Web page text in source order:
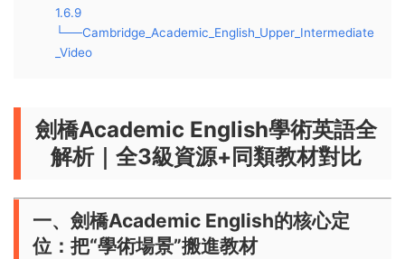
1.6.9
└──Cambridge_Academic_English_Upper_Intermediate
_Video
劍橋Academic English學術英語全
解析｜全3級資源+同類教材對比
一、劍橋Academic English的核心定
位：把“學術場景”搬進教材